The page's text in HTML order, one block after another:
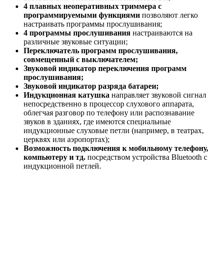
4 плавных неоперативных триммера с
программируемыми функциями позволяют легко
настраивать программы прослушивания;
4 программы прослушивания настраиваются на
различные звуковые ситуации;
Переключатель программ прослушивания,
совмещенный с выключателем;
Звуковой индикатор переключения программ
прослушивания;
Звуковой индикатор разряда батареи;
Индукционная катушка направляет звуковой сигнал
непосредственно в процессор слухового аппарата,
облегчая разговор по телефону или распознавание
звуков в зданиях, где имеются специальные
индукционные слуховые петли (например, в театрах,
церквях или аэропортах);
Возможность подключения к мобильному телефону,
компьютеру и тд. посредством устройства Bluetooth с
индукционной петлей.